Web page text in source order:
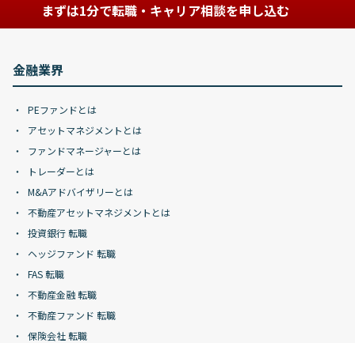
まずは1分で転職・キャリア相談を申し込む
金融業界
PEファンドとは
アセットマネジメントとは
ファンドマネージャーとは
トレーダーとは
M&Aアドバイザリーとは
不動産アセットマネジメントとは
投資銀行 転職
ヘッジファンド 転職
FAS 転職
不動産金融 転職
不動産ファンド 転職
保険会社 転職